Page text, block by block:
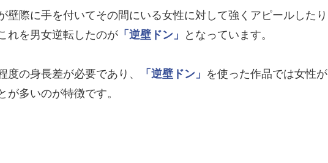
壁際に手を付いてその間にいる女性に対して強くアピールしたり
れを男女逆転したのが 「逆壁ドン」 となっています。
度の身長差が必要であり、 「逆壁ドン」 を使った作品では女性が
が多いのが特徴です。